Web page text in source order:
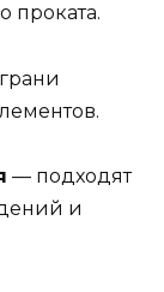
проката.
— подходят
и